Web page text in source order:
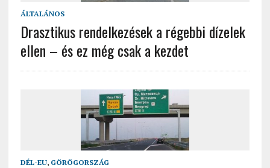
ÁLTALÁNOS
Drasztikus rendelkezések a régebbi dízelek
ellen – és ez még csak a kezdet
DÉL-EU, GÖRÖGORSZÁG